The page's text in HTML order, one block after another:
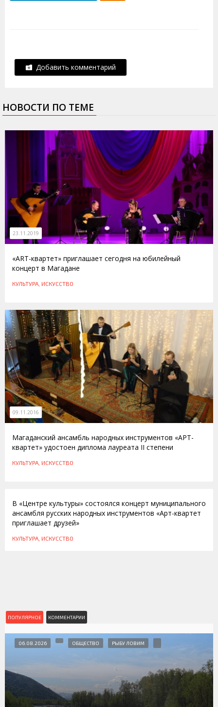
Добавить комментарий
НОВОСТИ ПО ТЕМЕ
23.11.2019
«ART-квартет» приглашает сегодня на юбилейный
концерт в Магадане
КУЛЬТУРА, ИСКУССТВО
09.11.2016
Магаданский ансамбль народных инструментов «АРТ-
квартет» удостоен диплома лауреата II степени
КУЛЬТУРА, ИСКУССТВО
В «Центре культуры» состоялся концерт муниципального
ансамбля русских народных инструментов «Арт-квартет
приглашает друзей»
КУЛЬТУРА, ИСКУССТВО
ПОПУЛЯРНОЕ КОММЕНТАРИИ
06.08.2026 ОБЩЕСТВО РЫБУ ЛОВИМ